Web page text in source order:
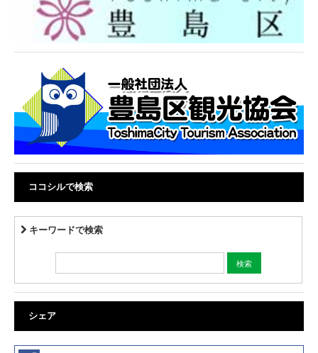
ココシルで検索
キーワードで検索
シェア